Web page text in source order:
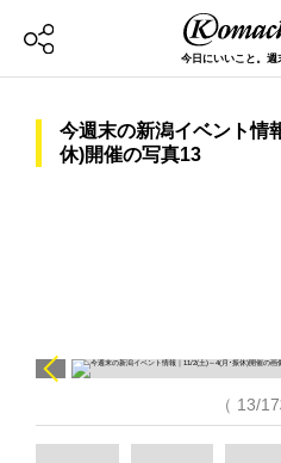
今日にいいこと。週
今週末の新潟イベント情
休)開催の写真13
（ 13/17